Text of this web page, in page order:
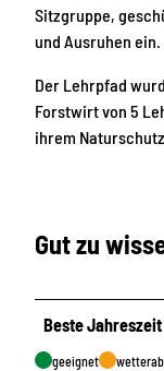
Sitzgruppe,
und Ausruhen ein.
Der Lehrpfad
Forstwirt von 5
ihrem
Gut zu
Beste Jahreszeit
geeignet